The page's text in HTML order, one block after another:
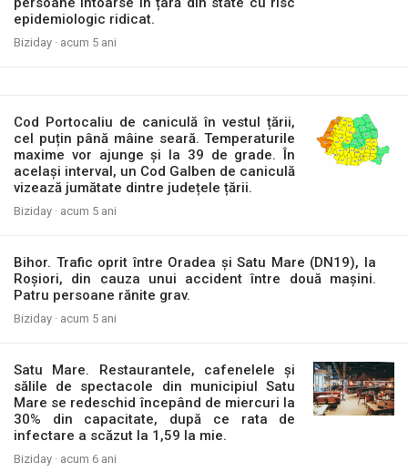
epidemiologic ridicat.
Biziday · acum 5 ani
Cod Portocaliu de caniculă în vestul țării,
cel puțin până mâine seară. Temperaturile
maxime vor ajunge și la 39 de grade. În
același interval, un Cod Galben de caniculă
vizează jumătate dintre județele țării.
Biziday · acum 5 ani
Bihor. Trafic oprit între Oradea și Satu Mare (DN19), la
Roșiori, din cauza unui accident între două mașini.
Patru persoane rănite grav.
Biziday · acum 5 ani
Satu Mare. Restaurantele, cafenelele și
sălile de spectacole din municipiul Satu
Mare se redeschid începând de miercuri la
30% din capacitate, după ce rata de
infectare a scăzut la 1,59 la mie.
Biziday · acum 6 ani